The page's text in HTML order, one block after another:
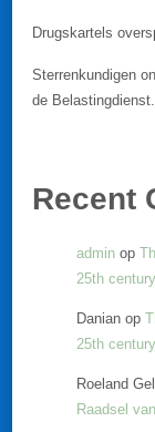
Drugskartels
Sterrenkundigen
de Belastingdienst.
Recent
admin op
25th
Danian op
25th
Roeland
Raadsel